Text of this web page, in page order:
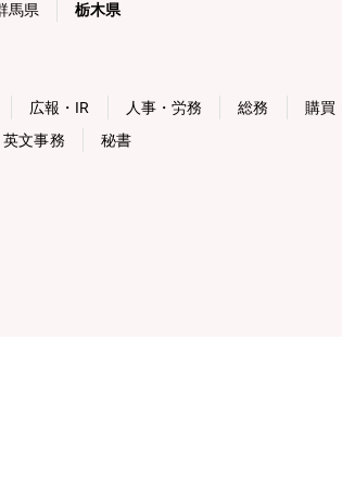
馬県 栃木県
広報・IR 人事・労務 総務 購買
英文事務 秘書